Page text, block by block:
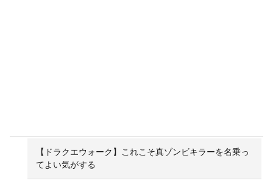
【ドラクエウォーク】これこそ真ゾンビキラーを名乗っ
てよい気がする